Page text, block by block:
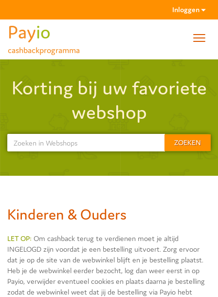
Inloggen
Activatiemail niet gehad?
Payio
cashbackprogramma
Korting bij uw favoriete
webshop
ZOEKEN
Kinderen & Ouders
LET OP: Om cashback terug te verdienen moet je altijd
INGELOGD zijn voordat je een bestelling uitvoert. Zorg ervoor
dat je op de site van de webwinkel blijft en je bestelling plaatst.
Heb je de webwinkel eerder bezocht, log dan weer eerst in op
Payio, verwijder eventueel cookies en plaats daarna je bestelling
zodat de webwinkel weet dat jij de bestelling via Payio hebt